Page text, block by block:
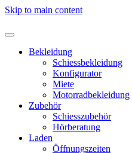
Skip to main content
Bekleidung
Schiessbekleidung
Konfigurator
Miete
Motorradbekleidung
Zubehör
Schiesszubehör
Hörberatung
Laden
Öffnungszeiten